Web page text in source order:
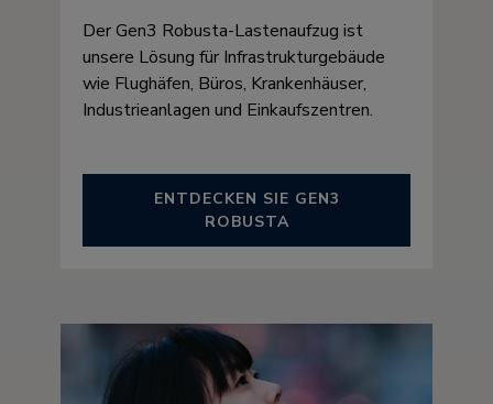
Der Gen3 Robusta-Lastenaufzug ist
unsere Lösung für Infrastrukturgebäude
wie Flughäfen, Büros, Krankenhäuser,
Industrieanlagen und Einkaufszentren.
ENTDECKEN SIE GEN3
ROBUSTA